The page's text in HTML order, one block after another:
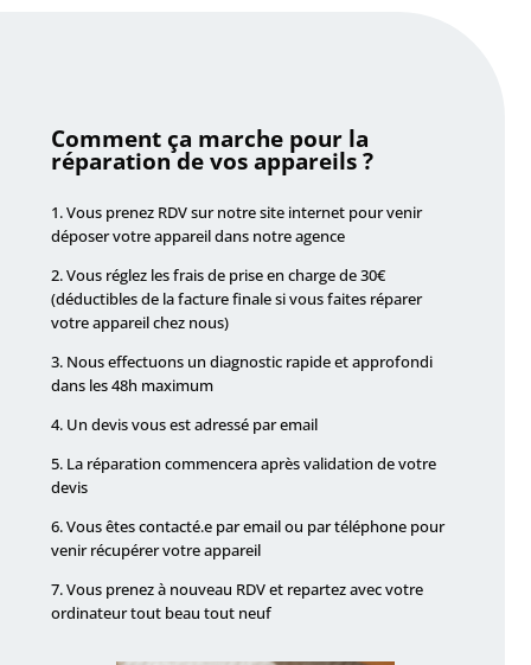
Comment ça marche pour la
réparation de vos appareils ?
1. Vous prenez RDV sur notre site internet pour venir
déposer votre appareil dans notre agence
2. Vous réglez les frais de prise en charge de 30€
(déductibles de la facture finale si vous faites réparer
votre appareil chez nous)
3. Nous effectuons un diagnostic rapide et approfondi
dans les 48h maximum
4. Un devis vous est adressé par email
5. La réparation commencera après validation de votre
devis
6. Vous êtes contacté.e par email ou par téléphone pour
venir récupérer votre appareil
7. Vous prenez à nouveau RDV et repartez avec votre
ordinateur tout beau tout neuf